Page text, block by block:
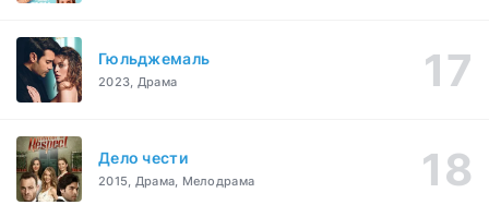
Гюльджемаль
2023, Драма
Дело чести
2015, Драма, Мелодрама